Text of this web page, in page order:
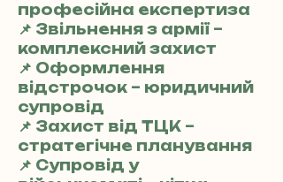
професійна експертиза
📌 Звільнення з армії –
комплексний захист
📌 Оформлення
відстрочок – юридичний
супровід
📌 Захист від ТЦК –
стратегічне планування
📌 Супровід у